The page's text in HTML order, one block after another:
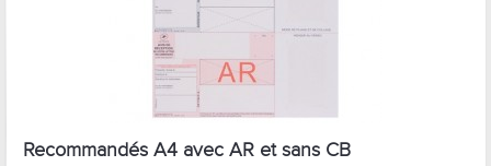
Recommandés A4 avec AR et sans CB